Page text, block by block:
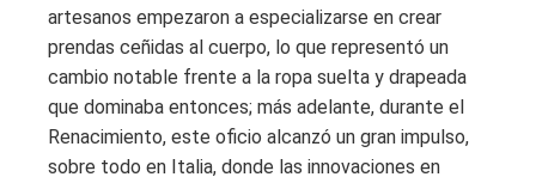
artesanos empezaron a especializarse en crear
prendas ceñidas al cuerpo, lo que representó un
cambio notable frente a la ropa suelta y drapeada
que dominaba entonces; más adelante, durante el
Renacimiento, este oficio alcanzó un gran impulso,
sobre todo en Italia, donde las innovaciones en